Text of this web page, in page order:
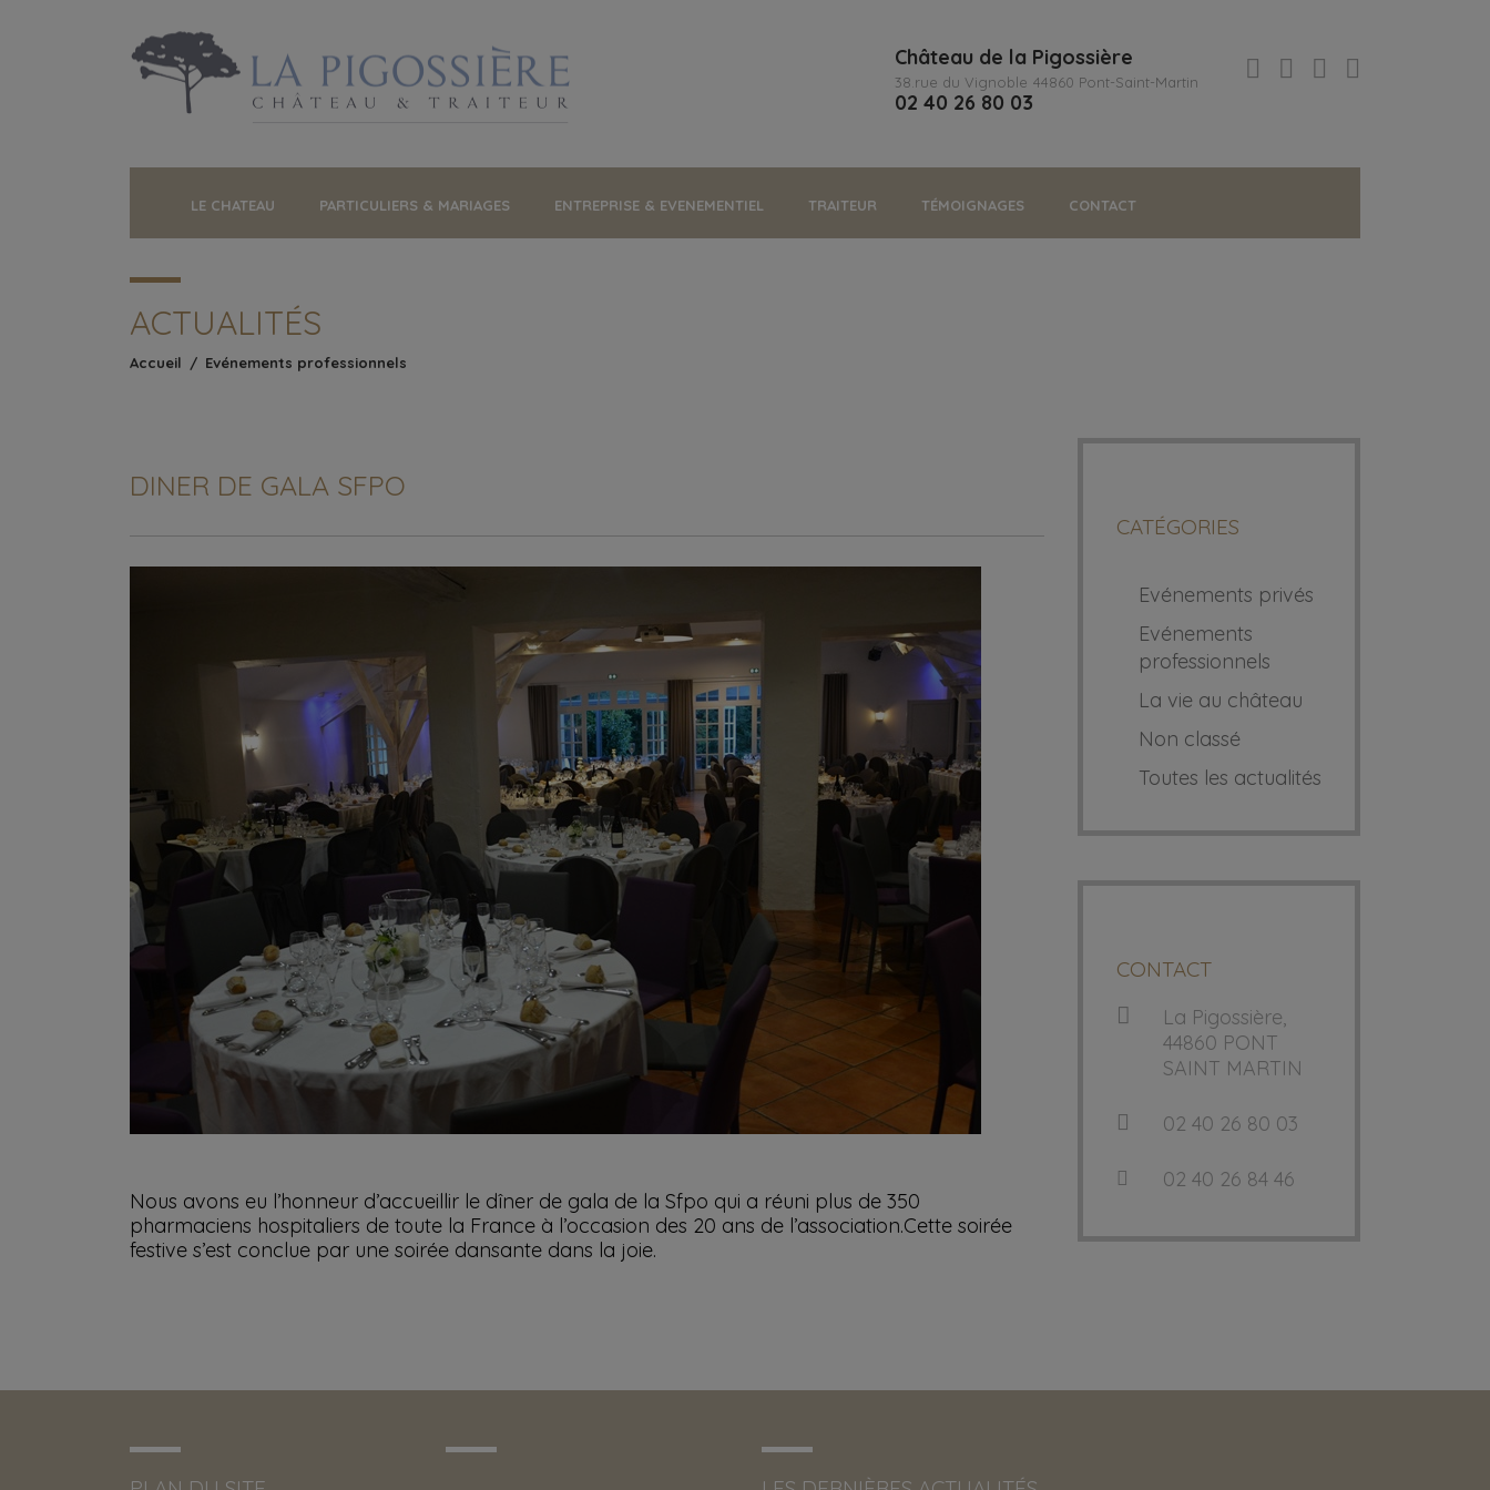
Château de la Pigossière
38.rue du Vignoble 44860 Pont-Saint-Martin
02 40 26 80 03
LE CHATEAU PARTICULIERS & MARIAGES ENTREPRISE & EVENEMENTIEL TRAITEUR TÉMOIGNAGES CONTACT
bool(false)
ACTUALITÉS
Accueil / Evénements professionnels
DINER DE GALA SFPO
Nous avons eu l’honneur d’accueillir le dîner de gala de la Sfpo qui a réuni plus de 350
pharmaciens hospitaliers de toute la France à l’occasion des 20 ans de l’association.Cette soirée
festive s’est conclue par une soirée dansante dans la joie.
CATÉGORIES
Evénements privés
Evénements
professionnels
La vie au château
Non classé
Toutes les actualités
CONTACT
La Pigossière,
44860 PONT
SAINT MARTIN
02 40 26 80 03
02 40 26 84 46